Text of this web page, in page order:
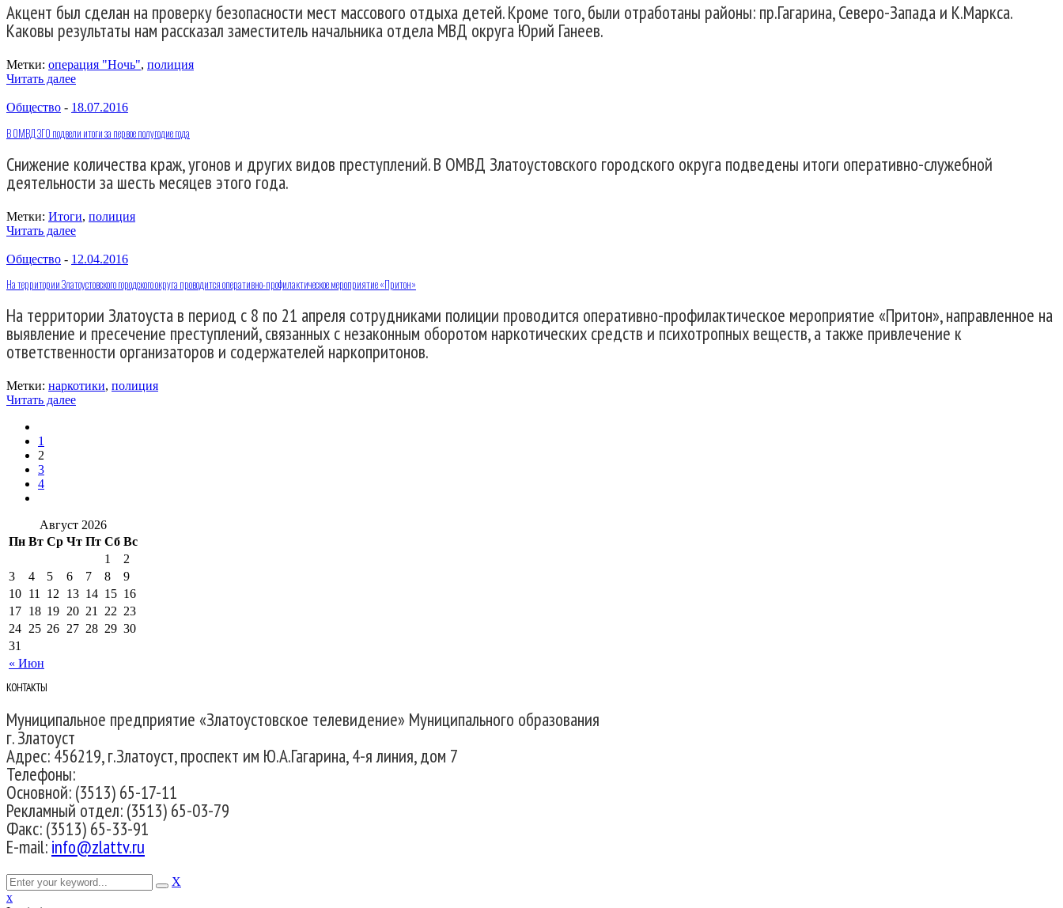
Акцент был сделан на проверку безопасности мест массового отдыха детей. Кроме того, были отработаны районы: пр.Гагарина, Северо-Запада и К.Маркса.
Каковы результаты нам рассказал заместитель начальника отдела МВД округа Юрий Ганеев.
Метки: операция "Ночь", полиция
Читать далее
Общество - 18.07.2016
В ОМВД ЗГО подвели итоги за первое полугодие года
Снижение количества краж, угонов и других видов преступлений. В ОМВД Златоустовского городского округа подведены итоги оперативно-служебной
деятельности за шесть месяцев этого года.
Метки: Итоги, полиция
Читать далее
Общество - 12.04.2016
На территории Златоустовского городского округа проводится оперативно-профилактическое мероприятие «Притон»
На территории Златоуста в период с 8 по 21 апреля сотрудниками полиции проводится оперативно-профилактическое мероприятие «Притон», направленное на
выявление и пресечение преступлений, связанных с незаконным оборотом наркотических средств и психотропных веществ, а также привлечение к
ответственности организаторов и содержателей наркопритонов.
Метки: наркотики, полиция
Читать далее
1
2
3
4
Август 2026
Пн Вт Ср Чт Пт Сб Вс
« Июн
1
2
3
4 5 6 7 8
9
10 11 12 13 14 15 16
17 18 19 20 21 22 23
24 25 26 27 28 29 30
31
КОНТАКТЫ
Муниципальное предприятие «Златоустовское телевидение» Муниципального образования
г. Златоуст
Адрес: 456219, г.Златоуст, проспект им Ю.А.Гагарина, 4-я линия, дом 7
Телефоны:
Основной: (3513) 65-17-11
Рекламный отдел: (3513) 65-03-79
Факс: (3513) 65-33-91
E-mail:info@zlattv.ru
X
x